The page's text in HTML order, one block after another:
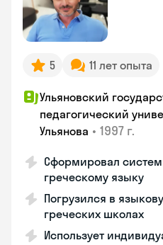
5 11 лет опыта
Ульяновский
педагогический
Ульянова • 1997 г.
Сформировал
греческому языку
Погрузился в
греческих школах
Использует